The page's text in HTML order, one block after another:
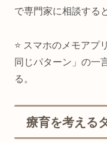
で専門家に相談する
⭐ スマホのメモアプ
同じパターン」の一
る。
療育を考える